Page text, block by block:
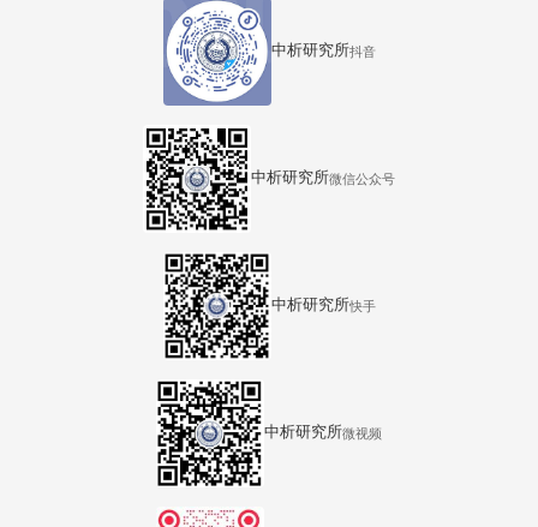
中析研究所抖音
中析研究所微信公众号
中析研究所快手
中析研究所微视频